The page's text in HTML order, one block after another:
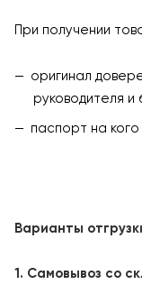
При получении
оригинал
руководителя
паспорт на
Варианты
1. Самовывоз со